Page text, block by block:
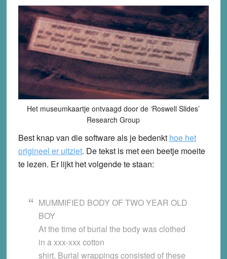
Het museumkaartje ontvaagd door de ‘Roswell Slides’
Research Group
Best knap van die software als je bedenkt hoe het
origineel er uitziet. De tekst is met een beetje moeite
te lezen. Er lijkt het volgende te staan:
MUMMIFIED BODY OF TWO YEAR OLD
BOY
At the time of burial the body was clothed
in a xxx-xxx cotton
shirt. Burial wrappings consisted of these